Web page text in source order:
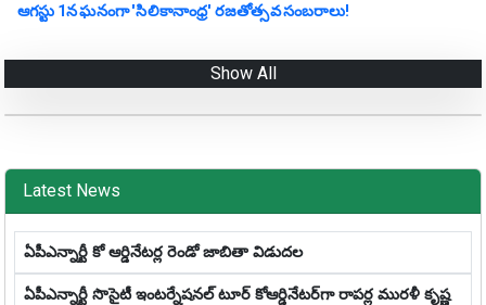
ఆగస్టు 1న ఘనంగా 'సిలికానాంధ్ర' రజతోత్సవ సంబరాలు!
Show All
Latest News
ఏపీఎన్నార్టీ కో ఆర్డినేటర్ల రెండో జాబితా విడుదల
ఏపీఎన్నార్టీ సొసైటీ ఇంటర్నేషనల్ టూర్ కోఆర్డినేటర్‌గా రాపర్ల మురళీ కృష్ణ